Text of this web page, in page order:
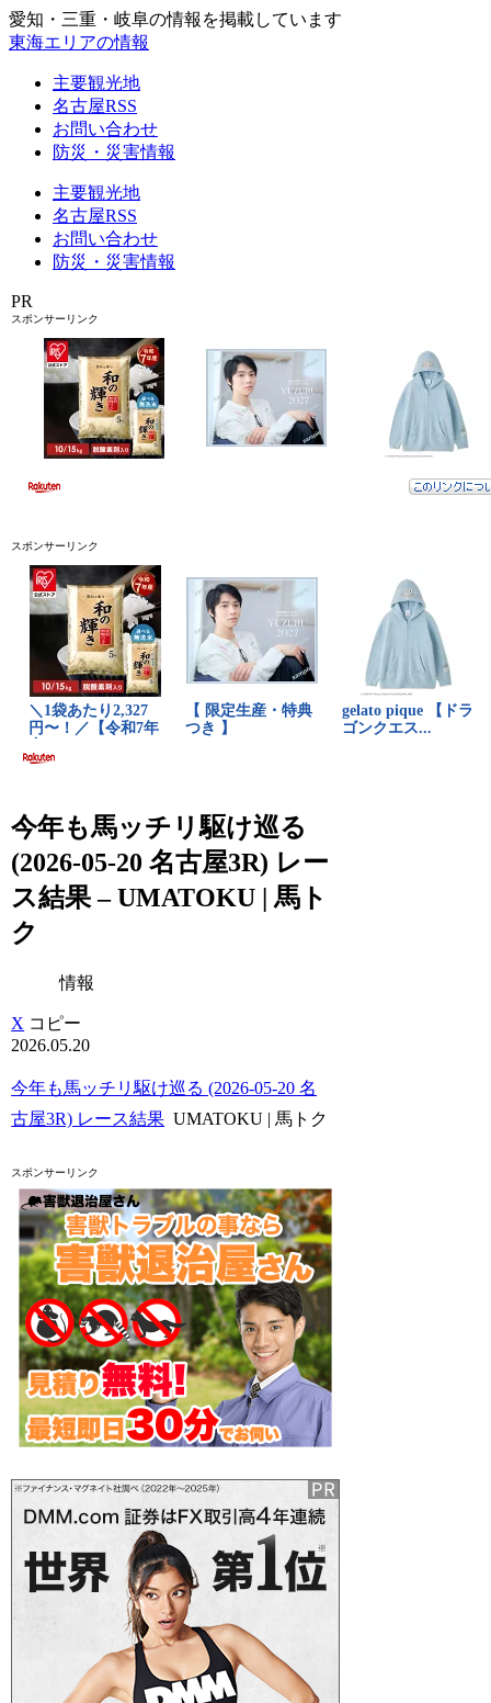
愛知・三重・岐阜の情報を掲載しています
東海エリアの情報
主要観光地
名古屋RSS
お問い合わせ
防災・災害情報
主要観光地
名古屋RSS
お問い合わせ
防災・災害情報
PR
スポンサーリンク
スポンサーリンク
今年も馬ッチリ駆け巡る
(2026-05-20 名古屋3R) レー
ス結果 – UMATOKU | 馬ト
ク
情報
X コピー
2026.05.20
今年も馬ッチリ駆け巡る (2026-05-20 名
古屋3R) レース結果 UMATOKU | 馬トク
スポンサーリンク